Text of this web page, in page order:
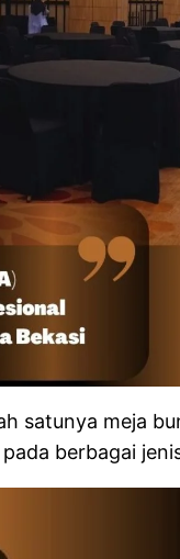
satunya meja
berbagai